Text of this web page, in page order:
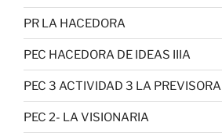
PR LA HACEDORA
PEC HACEDORA DE IDEAS IIIA
PEC 3 ACTIVIDAD 3 LA PREVISORA
PEC 2- LA VISIONARIA